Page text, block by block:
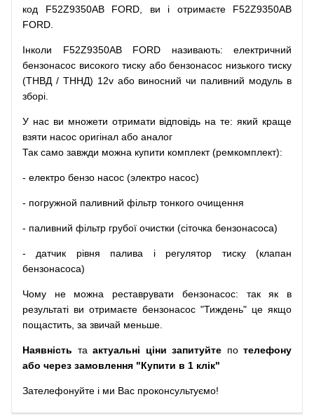
код F52Z9350AB FORD, ви і отримаєте F52Z9350AB
FORD.
Інколи F52Z9350AB FORD називають:
електричний
бензонасос високого тиску або бензонасос низького тиску
(ТНВД / ТННД) 12v або виносний чи паливний модуль в
зборі
У нас ви множети отримати відповідь на те: який краще
взяти насос оригінал або аналог
Так само завжди можна купити комплект (ремкомплект):
- електро бензо насос (электро насос)
- погружной паливний фільтр тонкого очищення
- паливний фільтр грубої очистки (сіточка бензонасоса)
- датчик рівня палива і регулятор тиску (клапан
бензонасоса)
Чому не можна реставрувати бензонасос: так як
в
результаті ви отримаєте бензонасос "Тиждень" це якщо
пощастить, за звичай меньше.
Наявність та актуальні ціни запитуйте по телефону
або через замовлення "Купити в 1 клік"
Зателефонуйте і ми Вас проконсультуємо!